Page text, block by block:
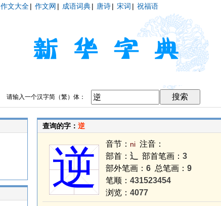
作文大全| 作文网 | 成语词典| 唐诗| 宋词 | 祝福语
请输入一个汉字简（繁）体：
查询的字： 逆
逆 音节： ni 注音：
部首： 辶 部首笔画： 3
部外笔画： 6 总笔画： 9
笔顺： 431523454
浏览： 4077